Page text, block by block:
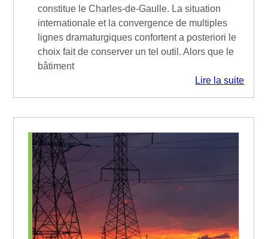
constitue le Charles-de-Gaulle. La situation
internationale et la convergence de multiples
lignes dramaturgiques confortent a posteriori le
choix fait de conserver un tel outil. Alors que le
bâtiment
Lire la suite